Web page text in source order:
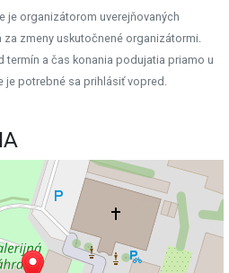
je organizátorom uverejňovaných
zmeny uskutočnené organizátormi.
termín a čas konania podujatia priamo u
je potrebné sa prihlásiť vopred.